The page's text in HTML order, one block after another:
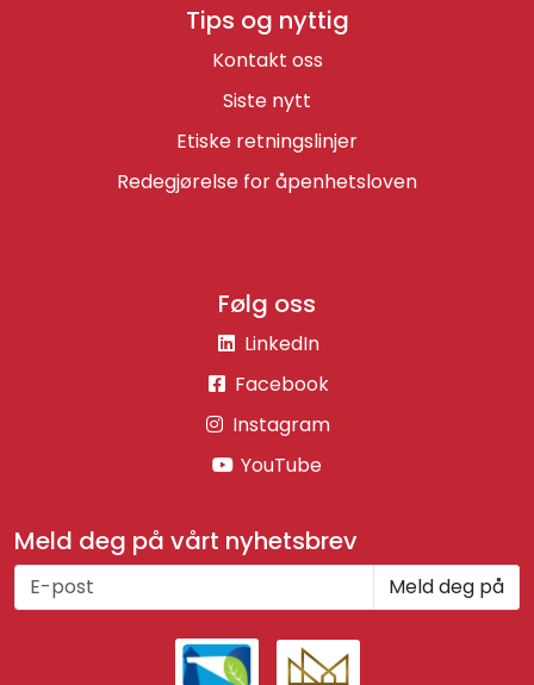
Meld deg på vårt nyhetsbrev
Meld deg på
Tips og nyttig
Kontakt oss
Siste nytt
Etiske retningslinjer
Redegjørelse for åpenhetsloven
Følg oss
LinkedIn
Facebook
Instagram
YouTube